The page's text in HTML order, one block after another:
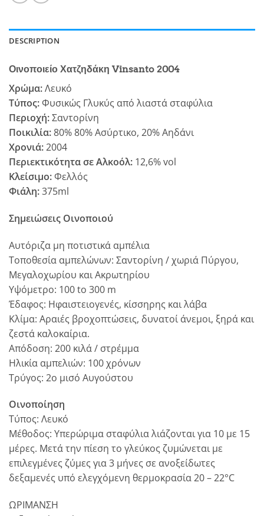
DESCRIPTION
Οινοποιείο Χατζηδάκη Vinsanto 2004
Χρώμα:Λευκό
Τύπος:Φυσικώς Γλυκύς από λιαστά σταφύλια
Περιοχή:Σαντορίνη
Ποικιλία:80%80% Ασύρτικο, 20% Αηδάνι
Χρονιά:2004
Περιεκτικότητα σε Αλκοόλ: 12,6% vol
Κλείσιμο:Φελλός
Φιάλη:375ml
Σημειώσεις Οινοποιού
Αυτόριζα μη ποτιστικά αμπέλια
Τοποθεσία αμπελώνων: Σαντορίνη / χωριά Πύργου,
Μεγαλοχωρίου και Ακρωτηρίου
Υψόμετρο: 100 to 300 m
Έδαφος: Ηφαιστειογενές, κίσσηρης και λάβα
Κλίμα: Αραιές βροχοπτώσεις, δυνατοί άνεμοι, ξηρά και
ζεστά καλοκαίρια.
Απόδοση: 200 κιλά / στρέμμα
Ηλικία αμπελιών: 100 χρόνων
Τρύγος: 2ο μισό Αυγούστου
Οινοποίηση
Τύπος: Λευκό
Μέθοδος: Υπερώριμα σταφύλια λιάζονται για 10 με 15
μέρες. Μετά την πίεση το γλεύκος ζυμώνεται με
επιλεγμένες ζύμες για 3 μήνες σε ανοξείδωτες
δεξαμενές υπό ελεγχόμενη θερμοκρασία 20 – 22°C
ΩΡΙΜΑΝΣΗ